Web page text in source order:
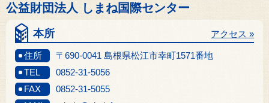
公益財団法人 しまね国際センター
本所
住所 〒690-0041 島根県松江市幸町1571番地
アクセス »
TEL
0852-31-5056
FAX
0852-31-5055